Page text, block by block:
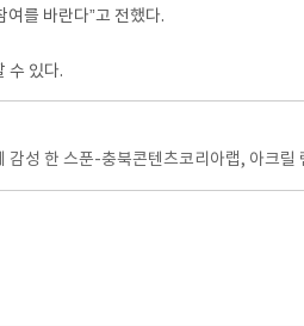
를 바란다”고 전했다.
수 있다.
성 한 스푼-충북콘텐츠코리아랩, 아크릴